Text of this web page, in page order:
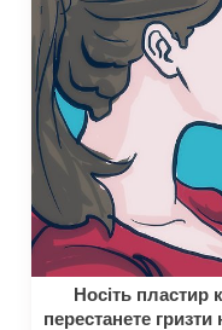
Носіть пластир
перестанете гризти